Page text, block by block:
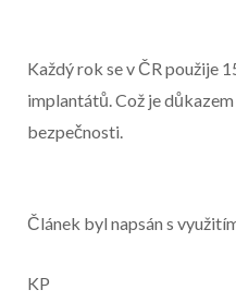
Každý rok se v ČR použije
implantátů. Což je
bezpečnosti.
Článek byl napsán s
KP